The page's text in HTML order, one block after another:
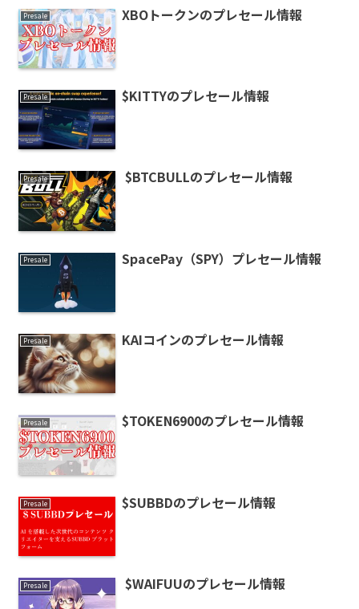
Presale XBOトークンのプレセール情報
Presale $KITTYのプレセール情報
Presale $BTCBULLのプレセール情報
Presale SpacePay（SPY）プレセール情報
Presale KAIコインのプレセール情報
Presale $TOKEN6900のプレセール情報
Presale $SUBBDのプレセール情報
Presale $WAIFUUのプレセール情報